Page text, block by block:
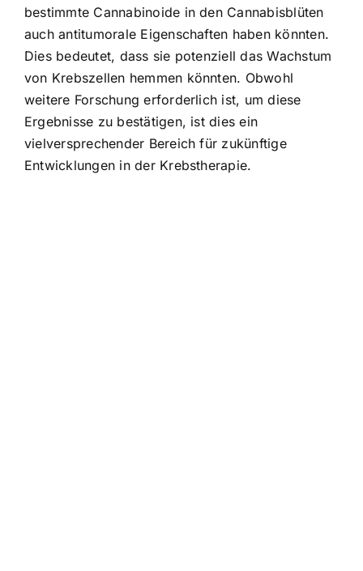
bestimmte Cannabinoide in den Cannabisblüten
auch antitumorale Eigenschaften haben könnten.
Dies bedeutet, dass sie potenziell das Wachstum
von Krebszellen hemmen könnten. Obwohl
weitere Forschung erforderlich ist, um diese
Ergebnisse zu bestätigen, ist dies ein
vielversprechender Bereich für zukünftige
Entwicklungen in der Krebstherapie.